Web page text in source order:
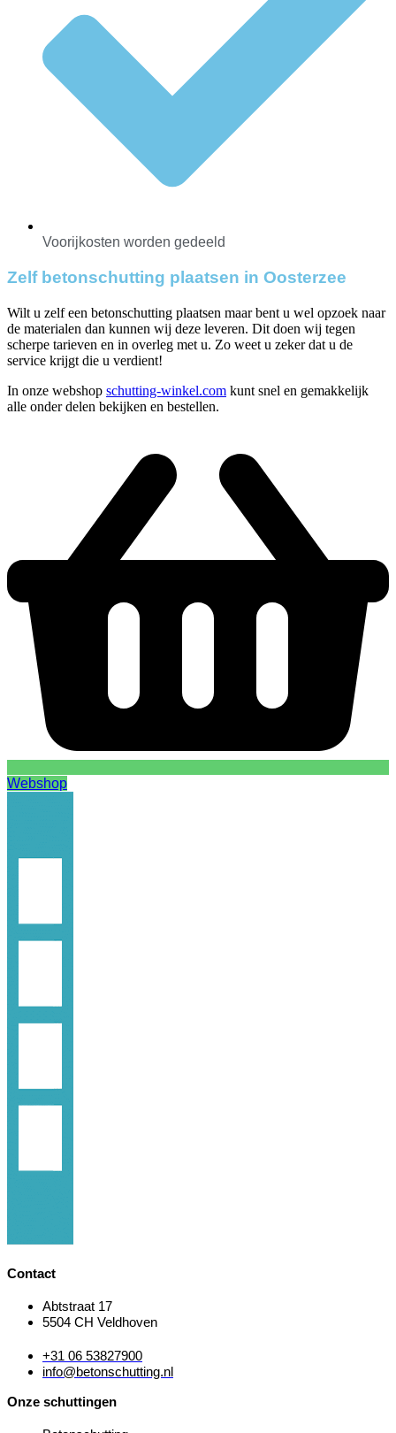
Voorijkosten worden gedeeld
Zelf betonschutting plaatsen in Oosterzee
Wilt u zelf een betonschutting plaatsen maar bent u wel opzoek naar
de materialen dan kunnen wij deze leveren. Dit doen wij tegen
scherpe tarieven en in overleg met u. Zo weet u zeker dat u de
service krijgt die u verdient!
In onze webshop schutting-winkel.com kunt snel en gemakkelijk
alle onder delen bekijken en bestellen.
Webshop
Contact
Abtstraat 17
5504 CH Veldhoven
+31 06 53827900
info@betonschutting.nl
Onze schuttingen